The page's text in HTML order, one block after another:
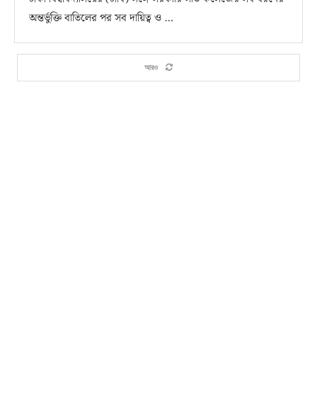
অন্তর্ভুক্তি বাতিলের পর সব দায়িত্ব ও …
আরও